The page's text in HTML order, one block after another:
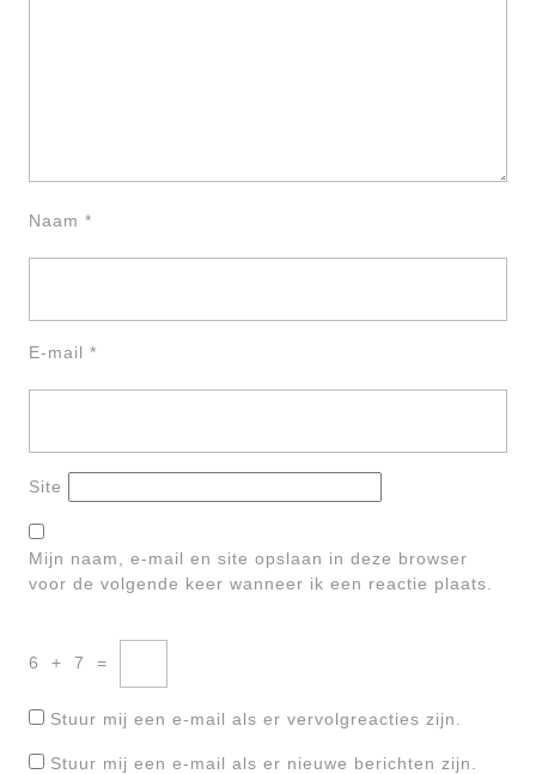
Naam *
E-mail *
Site
Mijn naam, e-mail en site opslaan in deze browser
voor de volgende keer wanneer ik een reactie plaats.
6 + 7 =
Stuur mij een e-mail als er vervolgreacties zijn.
Stuur mij een e-mail als er nieuwe berichten zijn.